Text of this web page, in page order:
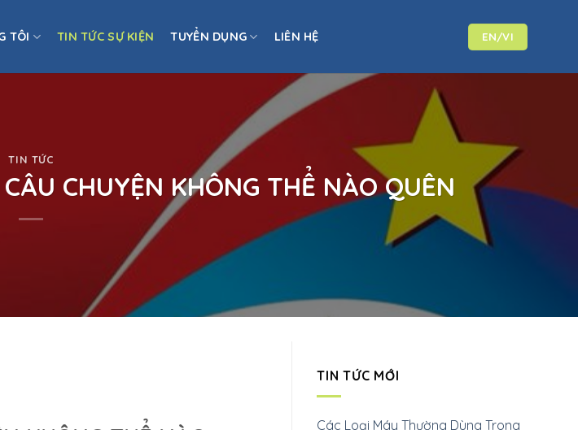
TÔI TIN TỨC SỰ KIỆN TUYỂN DỤNG LIÊN HỆ EN/VI
TIN TỨC
CHUYỆN KHÔNG THỂ NÀO QUÊN
TIN TỨC MỚI
Các Loại Máy Thường Dùng Trong